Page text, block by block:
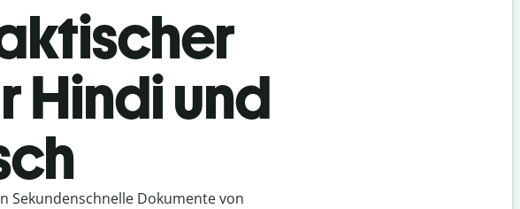
Hindi und
Sekundenschnelle Dokumente von